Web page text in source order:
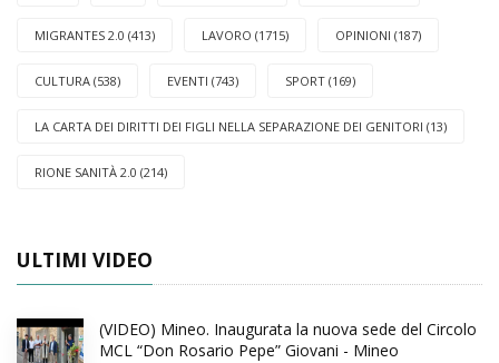
MIGRANTES 2.0 (413) LAVORO (1715) OPINIONI (187)
CULTURA (538) EVENTI (743) SPORT (169)
LA CARTA DEI DIRITTI DEI FIGLI NELLA SEPARAZIONE DEI GENITORI (13)
RIONE SANITÀ 2.0 (214)
ULTIMI VIDEO
(VIDEO) Mineo. Inaugurata la nuova sede del Circolo
MCL “Don Rosario Pepe” Giovani - Mineo